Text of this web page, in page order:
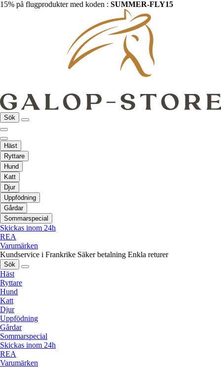
15% på flugprodukter med koden : SUMMER-FLY15
Sök
Häst
Ryttare
Hund
Katt
Djur
Uppfödning
Gårdar
Sommarspecial
Skickas inom 24h
REA
Varumärken
Kundservice i Frankrike Säker betalning Enkla returer
Sök
Häst
Ryttare
Hund
Katt
Djur
Uppfödning
Gårdar
Sommarspecial
Skickas inom 24h
REA
Varumärken